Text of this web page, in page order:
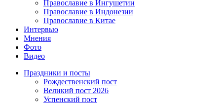
Православие в Ингушетии
Православие в Индонезии
Православие в Китае
Интервью
Мнения
Фото
Видео
Праздники и посты
Рождественский пост
Великий пост 2026
Успенский пост